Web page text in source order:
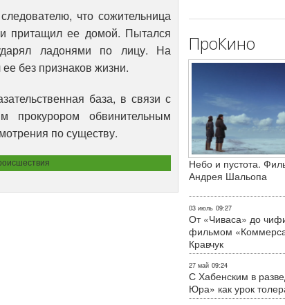
что сожительница
притащил ее домой. Пытался
ладонями по лицу. На
без признаков жизни.
база, в связи с
прокурором обвинительным
по существу.
ПроКино
Небо и пустота.
Андрея Шальопа
03 июль 09:27
От «Чиваса» до
фильмом
Кравчук
27 май 09:24
С Хабенским в
Юра» как урок